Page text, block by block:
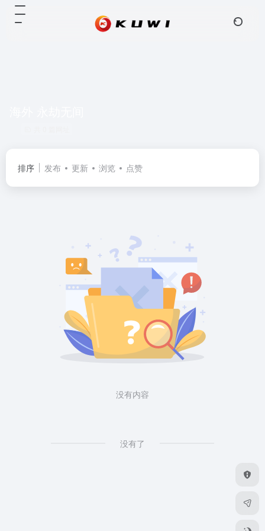
排序 发布 更新 浏览 点赞
没有内容
没有了